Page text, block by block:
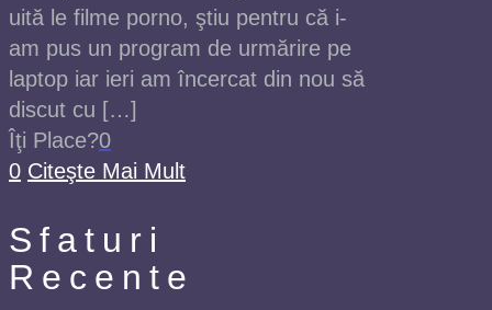
uită le filme porno, ştiu pentru că i-
am pus un program de urmărire pe
laptop iar ieri am încercat din nou să
discut cu […]
Îţi Place?0
0 Citeşte Mai Mult
Sfaturi
Recente